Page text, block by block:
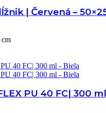
| Červená –
cm
PU 40 FC| 300